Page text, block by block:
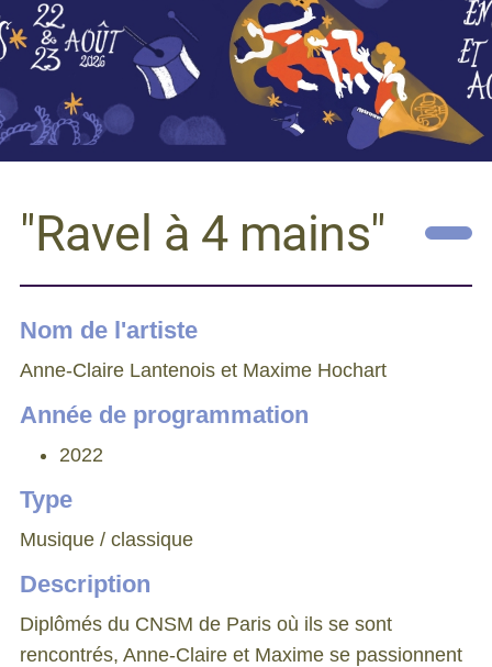
"Ravel à 4 mains"
Nom de l'artiste
Anne-Claire Lantenois et Maxime Hochart
Année de programmation
2022
Type
Musique / classique
Description
Diplômés du CNSM de Paris où ils se sont
rencontrés, Anne-Claire et Maxime se passionnent